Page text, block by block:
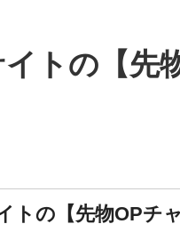
トの【先
トの【先物OPチ